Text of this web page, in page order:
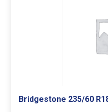
Bridgestone 235/60